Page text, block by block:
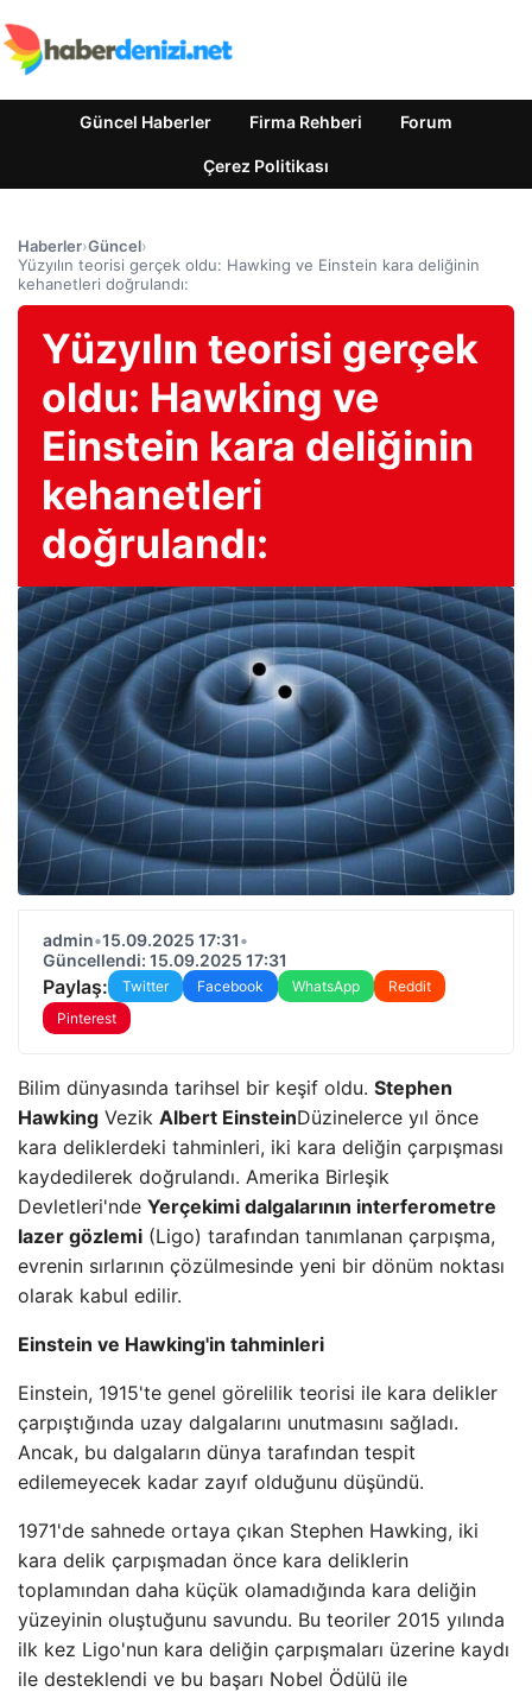
Güncel Haberler Firma Rehberi Forum
Çerez Politikası
Haberler›Güncel›
Yüzyılın teorisi gerçek oldu: Hawking ve Einstein kara deliğinin
kehanetleri doğrulandı:
Yüzyılın teorisi gerçek
oldu: Hawking ve
Einstein kara deliğinin
kehanetleri
doğrulandı:
admin•15.09.2025 17:31•
Güncellendi: 15.09.2025 17:31
Paylaş: Twitter Facebook WhatsApp
Reddit
Pinterest
Bilim dünyasında tarihsel bir keşif oldu. Stephen
Hawking Vezik Albert EinsteinDüzinelerce yıl önce
kara deliklerdeki tahminleri, iki kara deliğin çarpışması
kaydedilerek doğrulandı. Amerika Birleşik
Devletleri'nde Yerçekimi dalgalarının interferometre
lazer gözlemi (Ligo) tarafından tanımlanan çarpışma,
evrenin sırlarının çözülmesinde yeni bir dönüm noktası
olarak kabul edilir.
Einstein ve Hawking'in tahminleri
Einstein, 1915'te genel görelilik teorisi ile kara delikler
çarpıştığında uzay dalgalarını unutmasını sağladı.
Ancak, bu dalgaların dünya tarafından tespit
edilemeyecek kadar zayıf olduğunu düşündü.
1971'de sahnede ortaya çıkan Stephen Hawking, iki
kara delik çarpışmadan önce kara deliklerin
toplamından daha küçük olamadığında kara deliğin
yüzeyinin oluştuğunu savundu. Bu teoriler 2015 yılında
ilk kez Ligo'nun kara deliğin çarpışmaları üzerine kaydı
ile desteklendi ve bu başarı Nobel Ödülü ile